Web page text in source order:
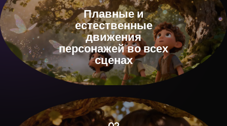
Плавные и
естественные
движения
персонажей во всех
сценах